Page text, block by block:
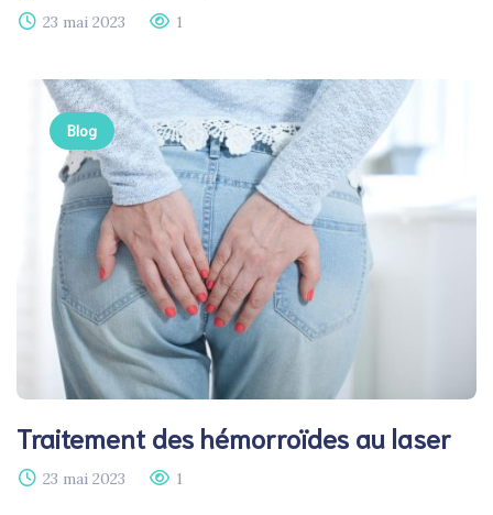
23 mai 2023 1
Blog
Traitement des hémorroïdes au laser​
23 mai 2023 1